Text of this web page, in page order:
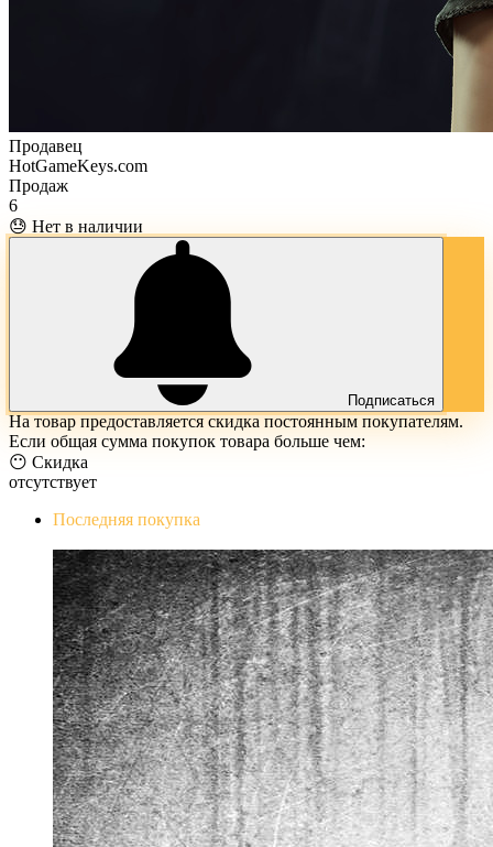
Продавец
HotGameKeys.com
Продаж
6
😓 Нет в наличии
Подписаться
На товар предоставляется скидка постоянным покупателям.
Если общая сумма покупок товара больше чем:
😶 Скидка
отсутствует
Последняя покупка